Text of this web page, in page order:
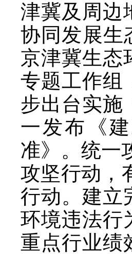
津冀及周边
协同发展生
京津冀生态
专题工作组
步出台实施
一发布《
准》。统一
攻坚行动，
行动。建立
环境违法行
重点行业绩